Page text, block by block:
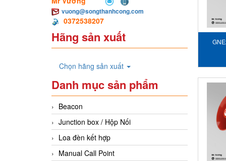
vuong@songthanhcong.com
0372538207
Hãng sản xuất
Chọn hãng sản xuất
Danh mục sản phẩm
Beacon
Junction box / Hộp Nối
Loa đèn kết hợp
Manual Call Point